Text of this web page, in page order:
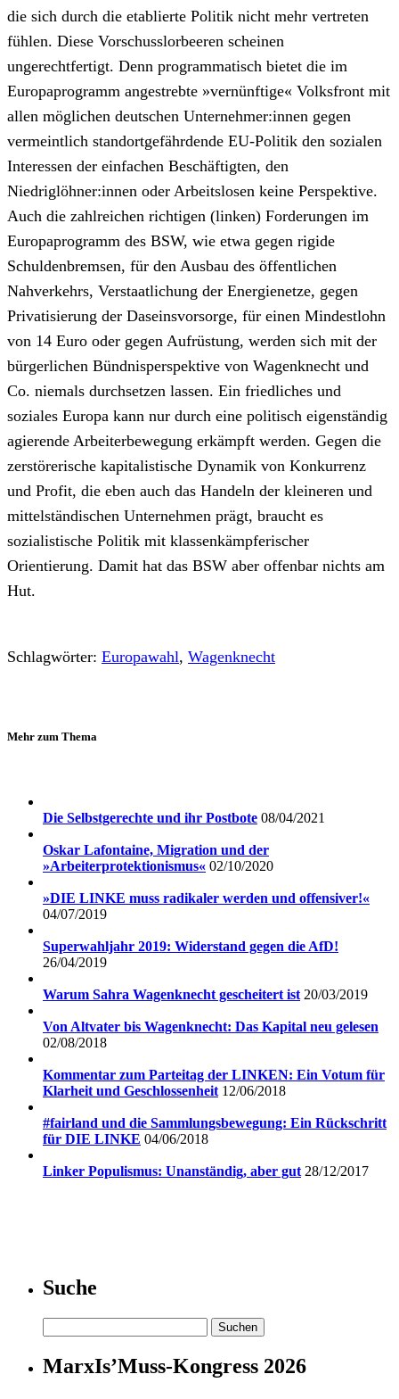
die sich durch die etablierte Politik nicht mehr vertreten
fühlen. Diese Vorschusslorbeeren scheinen
ungerechtfertigt. Denn programmatisch bietet die im
Europaprogramm angestrebte »vernünftige« Volksfront mit
allen möglichen deutschen Unternehmer:innen gegen
vermeintlich standortgefährdende EU-Politik den sozialen
Interessen der einfachen Beschäftigten, den
Niedriglöhner:innen oder Arbeitslosen keine Perspektive.
Auch die zahlreichen richtigen (linken) Forderungen im
Europaprogramm des BSW, wie etwa gegen rigide
Schuldenbremsen, für den Ausbau des öffentlichen
Nahverkehrs, Verstaatlichung der Energienetze, gegen
Privatisierung der Daseinsvorsorge, für einen Mindestlohn
von 14 Euro oder gegen Aufrüstung, werden sich mit der
bürgerlichen Bündnisperspektive von Wagenknecht und
Co. niemals durchsetzen lassen. Ein friedliches und
soziales Europa kann nur durch eine politisch eigenständig
agierende Arbeiterbewegung erkämpft werden. Gegen die
zerstörerische kapitalistische Dynamik von Konkurrenz
und Profit, die eben auch das Handeln der kleineren und
mittelständischen Unternehmen prägt, braucht es
sozialistische Politik mit klassenkämpferischer
Orientierung. Damit hat das BSW aber offenbar nichts am
Hut.
Schlagwörter: Europawahl, Wagenknecht
Mehr zum Thema
Die Selbstgerechte und ihr Postbote 08/04/2021
Oskar Lafontaine, Migration und der
»Arbeiterprotektionismus« 02/10/2020
»DIE LINKE muss radikaler werden und offensiver!«
04/07/2019
Superwahljahr 2019: Widerstand gegen die AfD!
26/04/2019
Warum Sahra Wagenknecht gescheitert ist 20/03/2019
Von Altvater bis Wagenknecht: Das Kapital neu gelesen
02/08/2018
Kommentar zum Parteitag der LINKEN: Ein Votum für
Klarheit und Geschlossenheit 12/06/2018
#fairland und die Sammlungsbewegung: Ein Rückschritt
für DIE LINKE 04/06/2018
Linker Populismus: Unanständig, aber gut 28/12/2017
Suche
nach:
MarxIs’Muss-Kongress 2026